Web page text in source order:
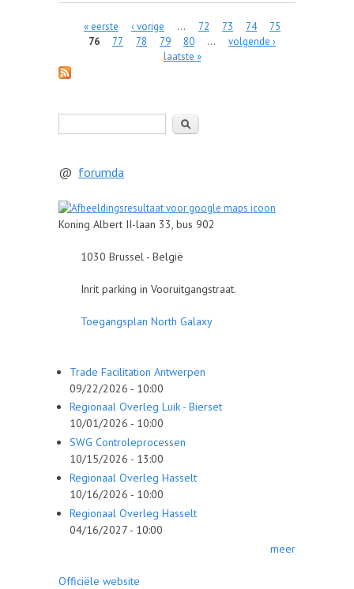
Pagina's
« eerste ‹ vorige … 72 73 74
75
76
77 78 79 80 …
volgende ›
laatste »
@ forumda
Koning Albert II-laan 33, bus 902
1030 Brussel - België
Inrit parking in Vooruitgangstraat.
Toegangsplan North Galaxy
Trade Facilitation Antwerpen
09/22/2026 - 10:00
Regionaal Overleg Luik - Bierset
10/01/2026 - 10:00
SWG Controleprocessen
10/15/2026 - 13:00
Regionaal Overleg Hasselt
10/16/2026 - 10:00
Regionaal Overleg Hasselt
04/16/2027 - 10:00
meer
Officiële website